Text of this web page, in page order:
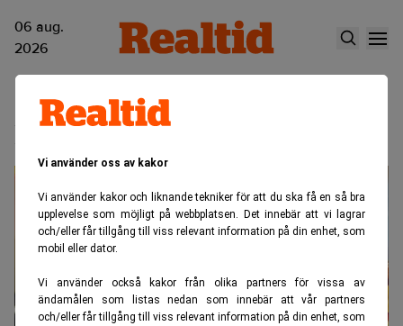
Vi använder oss av kakor
Vi använder kakor och liknande tekniker för att du ska få en så bra
upplevelse som möjligt på webbplatsen. Det innebär att vi lagrar
och/eller får tillgång till viss relevant information på din enhet, som
mobil eller dator.
Vi använder också kakor från olika partners för vissa av
ändamålen som listas nedan som innebär att vår partners
och/eller får tillgång till viss relevant information på din enhet, som
06 aug.
2026
Max